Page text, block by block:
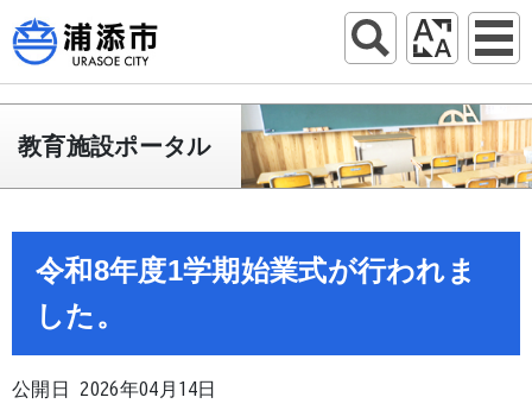
教育施設ポータル
令和8年度1学期始業式が行われま
した。
公開日 2026年04月14日